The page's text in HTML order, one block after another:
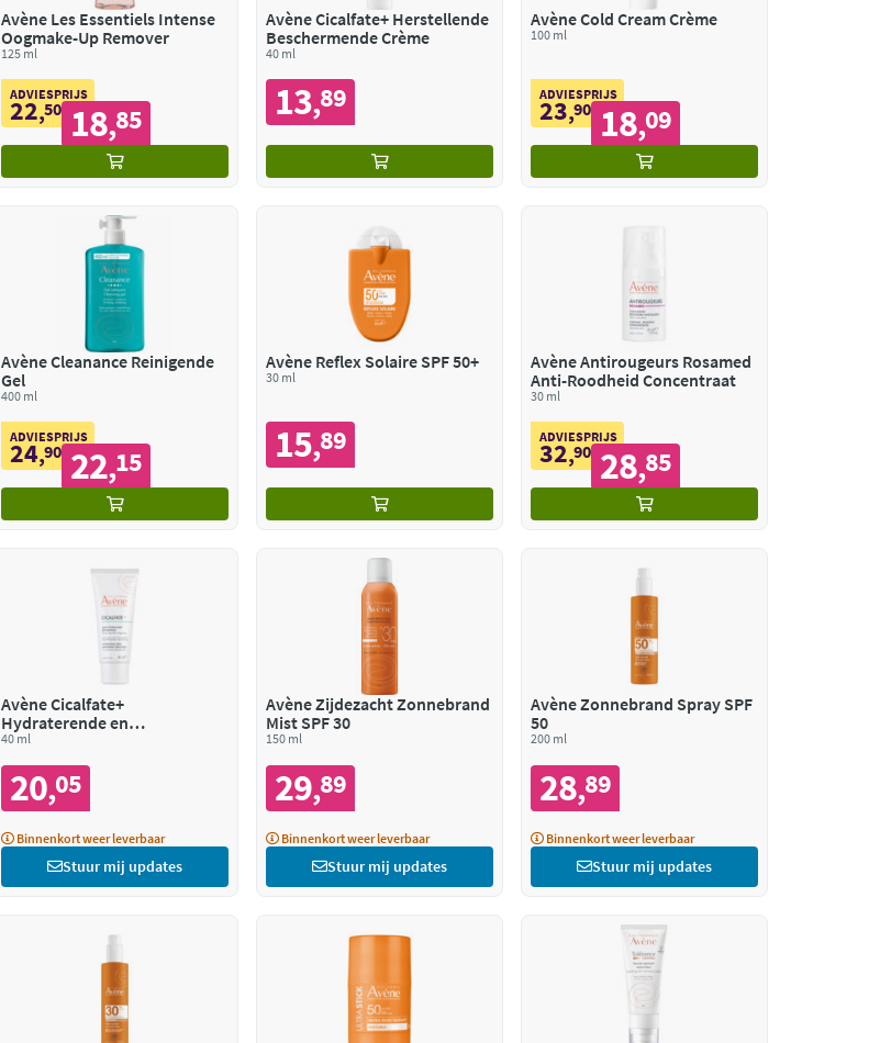
Avène Les Essentiels Intense
Oogmake-Up Remover
125 ml
ADVIESPRIJS
22,50 18,85
Avène Cicalfate+ Herstellende
Beschermende Crème
40 ml
13,89
Avène Cold Cream Crème
100 ml
ADVIESPRIJS
23,90 18,09
Avène Cleanance Reinigende
Gel
400 ml
ADVIESPRIJS
24,90 22,15
Avène Reflex Solaire SPF 50+
30 ml
15,89
Avène Antirougeurs Rosamed
Anti-Roodheid Concentraat
30 ml
ADVIESPRIJS
32,90 28,85
Avène Cicalfate+
Hydraterende en
Herstellende Verzorging na
Ingreep of Tatoeage
40 ml
20,05
Binnenkort weer leverbaar
Stuur mij updates
Avène Zijdezacht Zonnebrand
Mist SPF 30
150 ml
29,89
Binnenkort weer leverbaar
Stuur mij updates
Avène Zonnebrand Spray SPF
50
200 ml
28,89
Binnenkort weer leverbaar
Stuur mij updates